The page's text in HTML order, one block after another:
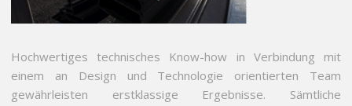
Hochwertiges technisches Know-how in Verbindung mit
einem an Design und Technologie orientierten Team
gewährleisten erstklassige Ergebnisse. Sämtliche